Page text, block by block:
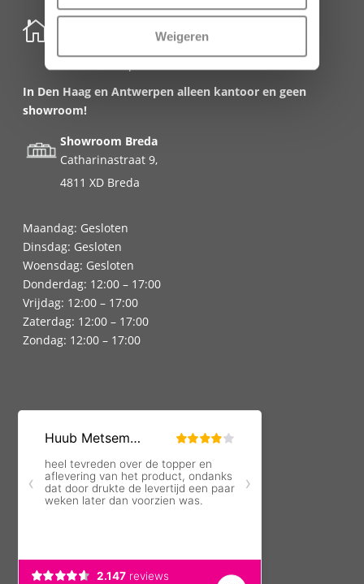
Weigeren
2595 AR Den Haag

In Den Haag en Antwerpen alleen kantoor en geen
showroom!
Showroom Breda
Catharinastraat 9,
4811 XD Breda
Maandag: Gesloten
Dinsdag: Gesloten
Woensdag: Gesloten
Donderdag: 12:00 – 17:00
Vrijdag: 12:00 – 17:00
Zaterdag: 12:00 – 17:00
Zondag: 12:00 – 17:00